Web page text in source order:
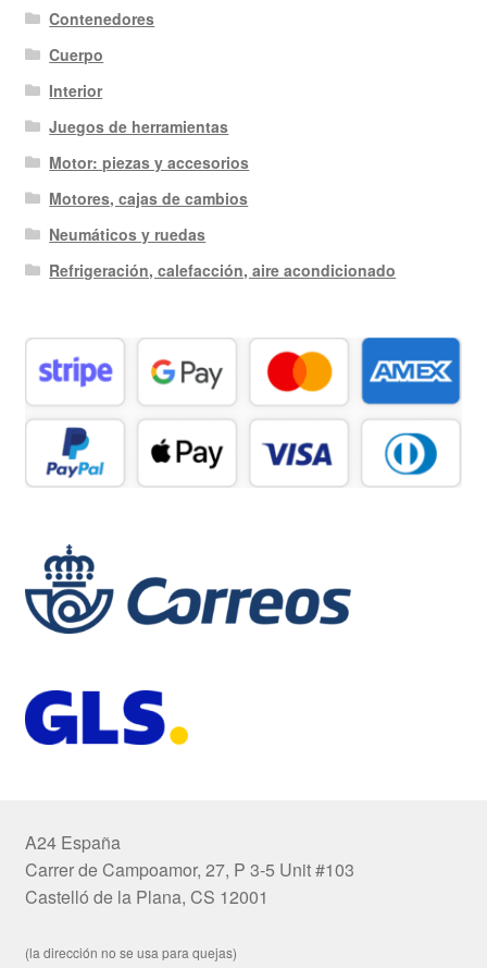
Contenedores
Cuerpo
Interior
Juegos de herramientas
Motor: piezas y accesorios
Motores, cajas de cambios
Neumáticos y ruedas
Refrigeración, calefacción, aire acondicionado
A24 España
Carrer de Campoamor, 27, P 3-5 Unit #103
Castelló de la Plana, CS 12001
(la dirección no se usa para quejas)